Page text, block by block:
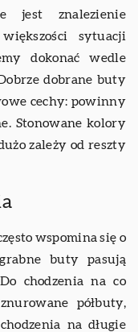
jest znalezienie
sytuacji
dokonać wedle
dobrane buty
cechy: powinny
Stonowane kolory
zależy od reszty
wspomina się o
buty pasują
chodzenia na co
półbuty,
na długie